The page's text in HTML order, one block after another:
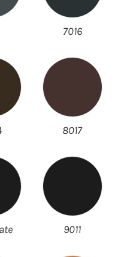
7016
8017
9011